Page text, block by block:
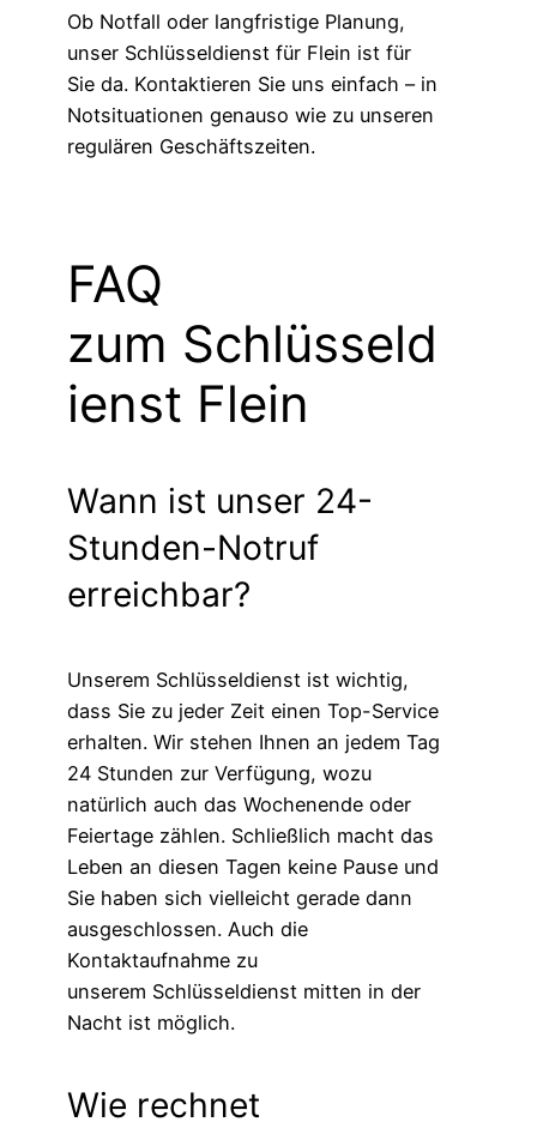
Ob Notfall oder langfristige Planung,
unser Schlüsseldienst für Flein ist für
Sie da. Kontaktieren Sie uns einfach – in
Notsituationen genauso wie zu unseren
regulären Geschäftszeiten.
FAQ
zum Schlüsseld
ienst Flein
Wann ist unser 24-
Stunden-Notruf
erreichbar?
Unserem Schlüsseldienst ist wichtig,
dass Sie zu jeder Zeit einen Top-Service
erhalten. Wir stehen Ihnen an jedem Tag
24 Stunden zur Verfügung, wozu
natürlich auch das Wochenende oder
Feiertage zählen. Schließlich macht das
Leben an diesen Tagen keine Pause und
Sie haben sich vielleicht gerade dann
ausgeschlossen. Auch die
Kontaktaufnahme zu
unserem Schlüsseldienst mitten in der
Nacht ist möglich.
Wie rechnet